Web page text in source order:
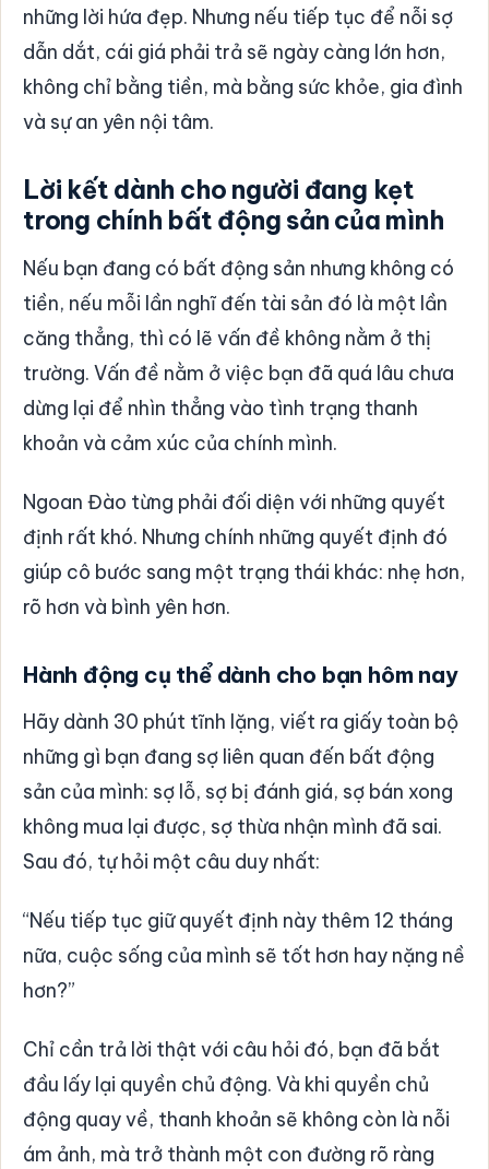
những lời hứa đẹp. Nhưng nếu tiếp tục để nỗi sợ
dẫn dắt, cái giá phải trả sẽ ngày càng lớn hơn,
không chỉ bằng tiền, mà bằng sức khỏe, gia đình
và sự an yên nội tâm.
Lời kết dành cho người đang kẹt
trong chính bất động sản của mình
Nếu bạn đang có bất động sản nhưng không có
tiền, nếu mỗi lần nghĩ đến tài sản đó là một lần
căng thẳng, thì có lẽ vấn đề không nằm ở thị
trường. Vấn đề nằm ở việc bạn đã quá lâu chưa
dừng lại để nhìn thẳng vào tình trạng thanh
khoản và cảm xúc của chính mình.
Ngoan Đào từng phải đối diện với những quyết
định rất khó. Nhưng chính những quyết định đó
giúp cô bước sang một trạng thái khác: nhẹ hơn,
rõ hơn và bình yên hơn.
Hành động cụ thể dành cho bạn hôm nay
Hãy dành 30 phút tĩnh lặng, viết ra giấy toàn bộ
những gì bạn đang sợ liên quan đến bất động
sản của mình: sợ lỗ, sợ bị đánh giá, sợ bán xong
không mua lại được, sợ thừa nhận mình đã sai.
Sau đó, tự hỏi một câu duy nhất:
“Nếu tiếp tục giữ quyết định này thêm 12 tháng
nữa, cuộc sống của mình sẽ tốt hơn hay nặng nề
hơn?”
Chỉ cần trả lời thật với câu hỏi đó, bạn đã bắt
đầu lấy lại quyền chủ động. Và khi quyền chủ
động quay về, thanh khoản sẽ không còn là nỗi
ám ảnh, mà trở thành một con đường rõ ràng